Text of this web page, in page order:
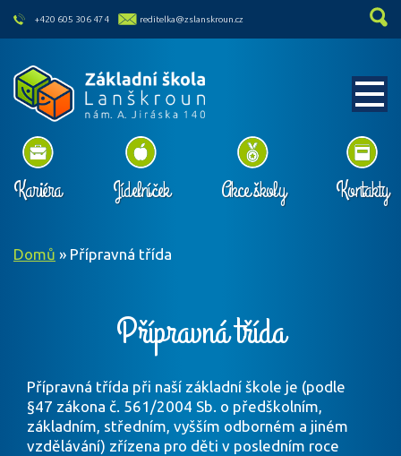
skip to main content
+420 605 306 474 reditelka@zslanskroun.cz
Kariéra Jídelníček Akce školy Kontakty
Domů » Přípravná třída
Přípravná třída
Přípravná třída při naší základní škole je (podle
§47 zákona č. 561/2004 Sb. o předškolním,
základním, středním, vyšším odborném a jiném
vzdělávání) zřízena pro děti v posledním roce